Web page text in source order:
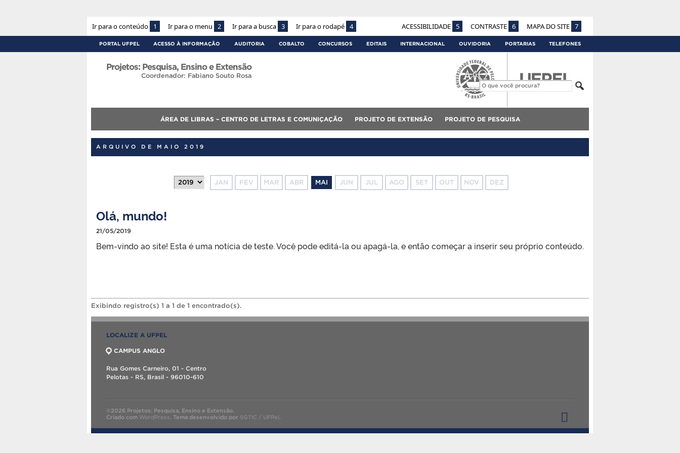
Ir para o conteúdo 1 Ir para o menu 2 Ir para a busca 3 Ir para o rodapé 4 ACESSIBILIDADE 5 CONTRASTE 6 MAPA DO SITE 7
PORTAL UFPEL ACESSO À INFORMAÇÃO AUDITORIA COBALTO CONCURSOS EDITAIS INTERNACIONAL OUVIDORIA PORTARIAS TELEFONES
Projetos: Pesquisa, Ensino e Extensão
Coordenador: Fabiano Souto Rosa
ÁREA DE LIBRAS – CENTRO DE LETRAS E COMUNIÇAÇÃO PROJETO DE EXTENSÃO PROJETO DE PESQUISA
ARQUIVO DE MAIO 2019
JAN FEV MAR ABR MAI JUN JUL AGO SET OUT NOV DEZ
Olá, mundo!
21/05/2019
Bem-vindo ao site! Esta é uma notícia de teste. Você pode editá-la ou apagá-la, e então começar a inserir seu próprio conteúdo.
Exibindo registro(s) 1 a 1 de 1 encontrado(s).
LOCALIZE A UFPEL
CAMPUS ANGLO
Rua Gomes Carneiro, 01 - Centro
Pelotas - RS, Brasil - 96010-610
©2026 Projetos: Pesquisa, Ensino e Extensão.
Criado com WordPress. Tema desenvolvido por SGTIC / UFPel.